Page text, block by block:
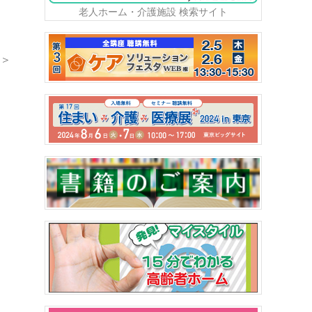
老人ホーム・介護施設 検索サイト